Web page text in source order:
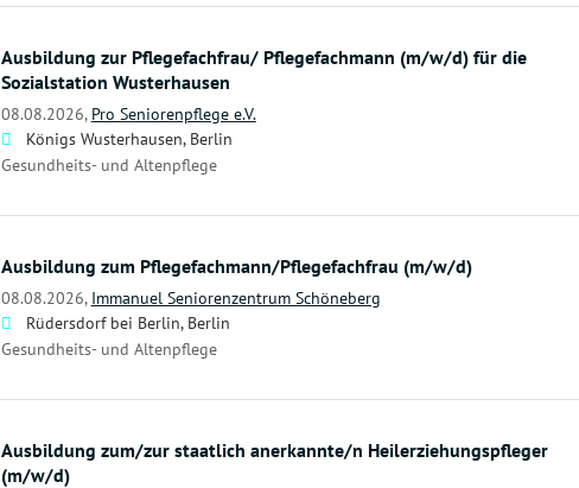
Ausbildung zur Pflegefachfrau/ Pflegefachmann (m/w/d) für die
Sozialstation Wusterhausen
08.08.2026, Pro Seniorenpflege e.V.
Königs Wusterhausen, Berlin
Gesundheits- und Altenpflege
Ausbildung zum Pflegefachmann/Pflegefachfrau (m/w/d)
08.08.2026, Immanuel Seniorenzentrum Schöneberg
Rüdersdorf bei Berlin, Berlin
Gesundheits- und Altenpflege
Ausbildung zum/zur staatlich anerkannte/n Heilerziehungspfleger
(m/w/d)